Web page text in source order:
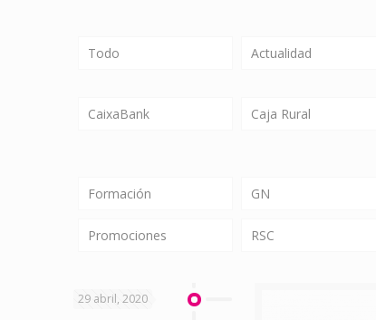
Todo Actualidad
CaixaBank Caja Rural
Formación GN
Promociones RSC
29 abril, 2020